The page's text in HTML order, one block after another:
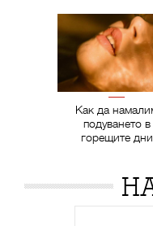
Как да
подуването в
горещите дни